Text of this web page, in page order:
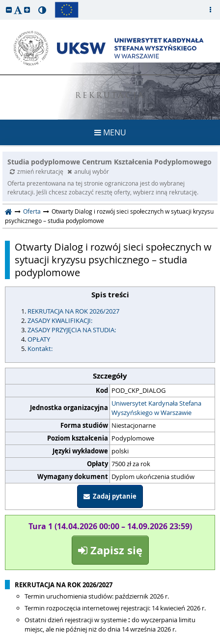
REKRUTACJA
MENU
Studia podyplomowe Centrum Kształcenia Podyplomowego
zmień rekrutację
anuluj wybór
Oferta prezentowana na tej stronie ograniczona jest do wybranej
rekrutacji. Jeśli chcesz zobaczyć resztę oferty, wybierz inną rekrutację.
Oferta
Otwarty Dialog i rozwój sieci społecznych w sytuacji kryzysu
psychicznego – studia podyplomowe
Otwarty Dialog i rozwój sieci społecznych w
sytuacji kryzysu psychicznego – studia
podyplomowe
Spis treści
REKRUTACJA NA ROK 2026/2027
ZASADY KWALIFIKACJI:
ZASADY PRZYJĘCIA NA STUDIA:
OPŁATY
Kontakt:
Szczegóły
Kod POD_CKP_DIALOG
Jednostka organizacyjna Uniwersytet Kardynała Stefana
Wyszyńskiego w Warszawie
Forma studiów Niestacjonarne
Poziom kształcenia Podyplomowe
Języki wykładowe polski
Opłaty 7500 zł za rok
Wymagany dokument Dyplom ukończenia studiów
Zadaj pytanie
Tura 1 (14.04.2026 00:00 – 14.09.2026 23:59)
Zapisz się
REKRUTACJA NA ROK 2026/2027
Termin uruchomienia studiów: październik 2026 r.
Termin rozpoczęcia internetowej rejestracji: 14 kwiecień 2026 r.
Ostatni dzień rejestracji w systemie: do wyczerpania limitu
miejsc, ale nie później niż do dnia 14 września 2026 r.